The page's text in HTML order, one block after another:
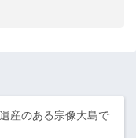
産のある宗像大島で